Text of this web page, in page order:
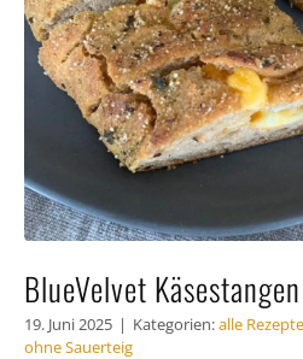
BlueVelvet Käsestangen
19. Juni 2025 | Kategorien:alle Rezepte
ohne Sauerteig